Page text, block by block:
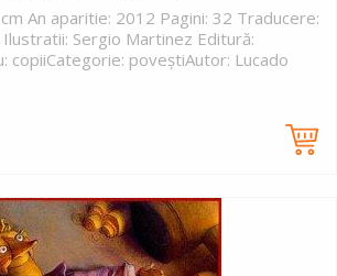
An aparitie: 2012 Pagini: 32 Traducere:
Ilustratii: Sergio Martinez Editură:
copiiCategorie: poveștiAutor: Lucado